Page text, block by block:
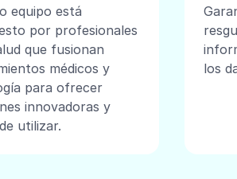
equipo está
por profesionales
que fusionan
médicos y
para ofrecer
innovadoras y
utilizar.
los